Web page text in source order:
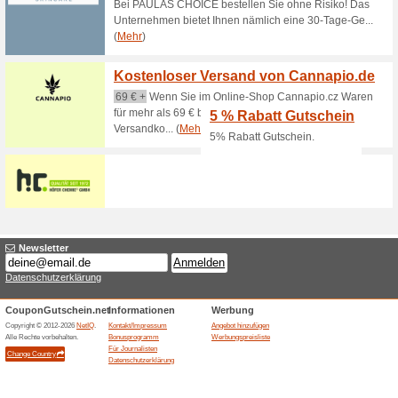
100% funktioniert
Gilt für alle Kunden und für
von mind. 25 € deiner
deine Artikelübersicht
das gratis eBook auswählen
Du benötigst dafür keinen
Bis zu 30 % Rabatt